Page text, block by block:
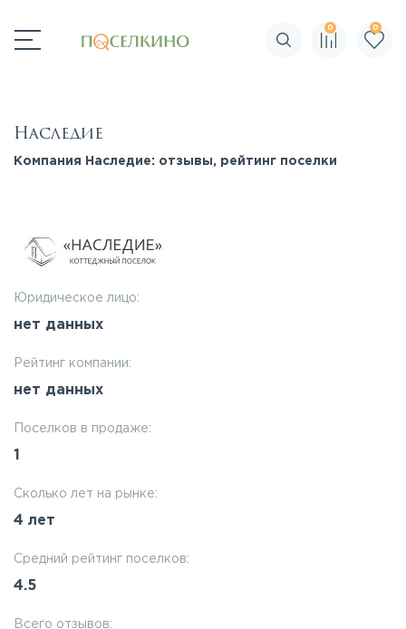
Поиск по сайту
0 0
Наследие
Компания Наследие: отзывы, рейтинг поселки
Юридическое лицо:
нет данных
Рейтинг компании:
нет данных
Поселков в продаже:
1
Сколько лет на рынке:
4 лет
Средний рейтинг поселков:
4.5
Всего отзывов: